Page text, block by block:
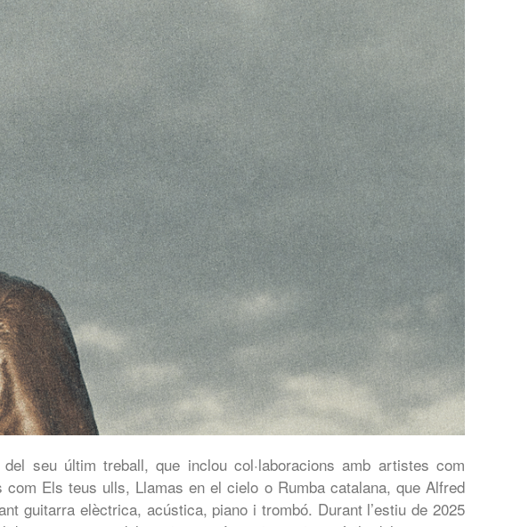
seu últim treball, que inclou col·laboracions amb artistes com
Els teus ulls, Llamas en el cielo o Rumba catalana, que Alfred
guitarra elèctrica, acústica, piano i trombó. Durant l’estiu de 2025